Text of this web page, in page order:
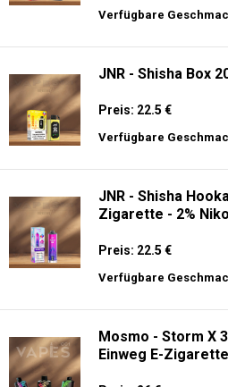
Verfügbare
JNR - Shisha Box
Preis: 22.5 €
Verfügbare
JNR - Shisha
Zigarette - 2%
Preis: 22.5 €
Verfügbare
Mosmo - Storm X
Einweg E-